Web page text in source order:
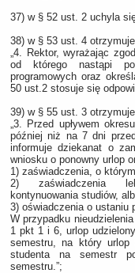
37) w § 52 ust. 2 uchyla
38) w § 53 ust. 4
„4. Rektor, wyrażając
od którego nastąpi
programowych oraz
50 ust.2 stosuje się
39) w § 55 ust. 3
„3. Przed upływem
później niż na 7 dni
informuje dziekanat o
wniosku o ponowny urlop
1) zaświadczenia, o
2) zaświadczenia
kontynuowania studiów,
3) oświadczenia o ustaniu
W przypadku
1 pkt 1 i 6, urlop
semestru, na który urlop
studenta na semestr
semestru.”;